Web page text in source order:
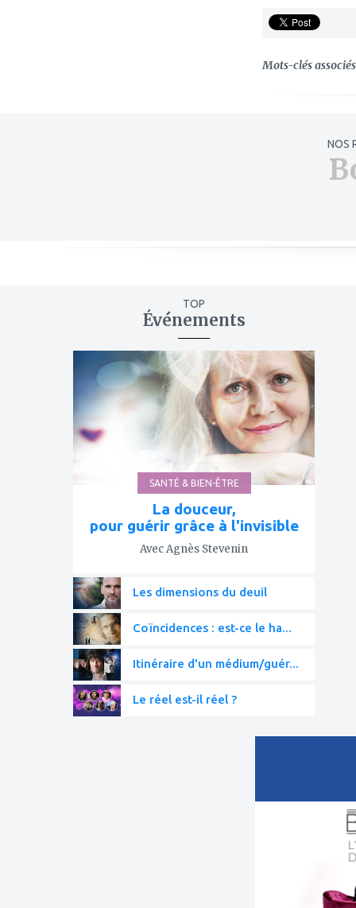
Mots-clés
NOS
TOP
Événements
mes
favoris
SANTÉ & BIEN-ÊTRE
La douceur,
pour guérir grâce à l'invisible
Avec Agnès Stevenin
Les dimensions du deuil
Coïncidences : est-ce le ha...
Itinéraire d'un médium/guér...
Le réel est-il réel ?